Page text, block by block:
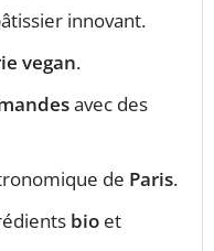
innovant.
vegan.
avec des
de Paris.
bio et